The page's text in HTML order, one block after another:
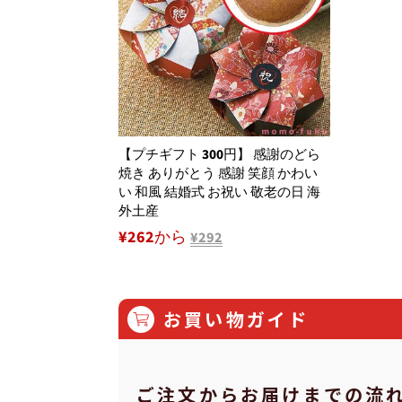
【プチギフト 300円】 感謝のどら
焼き ありがとう 感謝 笑顔 かわい
い 和風 結婚式 お祝い 敬老の日 海
外土産
¥262から ¥292
お買い物ガイド
ご注⽂からお届けまでの流